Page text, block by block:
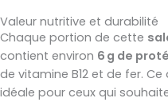
Valeur nutritive et durabilité
Chaque portion de cette
contient environ 6 g de
de vitamine B12 et de fer.
idéale pour ceux qui